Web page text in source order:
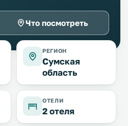
Что посмотреть
РЕГИОН
Сумская
область
ОТЕЛИ
2 отеля